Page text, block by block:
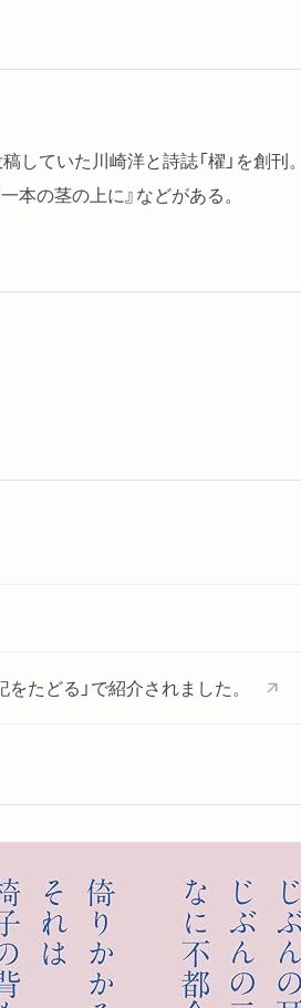
球を蹴る人
草
ていた川崎洋と詩誌「櫂」を創刊
本の茎の上に』などがある。
たどる」で紹介されました。